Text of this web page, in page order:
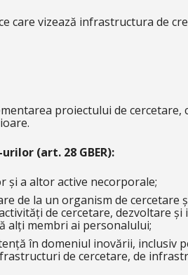
care vizează infrastructura de
proiectului de cercetare,
(art. 28 GBER):
și a altor active necorporale;
de la un organism de cercetare
de cercetare, dezvoltare
alți membri ai personalului;
în domeniul inovării, inclusiv
de cercetare, de